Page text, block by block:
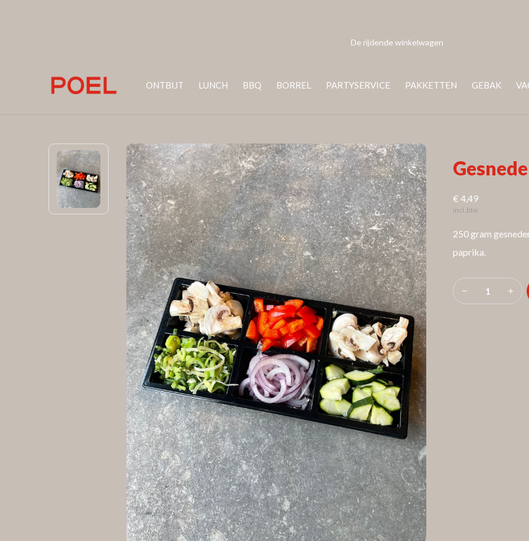
ONTBIJT LUNCH BBQ BORREL PARTYSERVICE PAKKETTEN GEBAK
De rijdende winkelwagen
€ 4,49
Incl. btw
250 gram
paprika.